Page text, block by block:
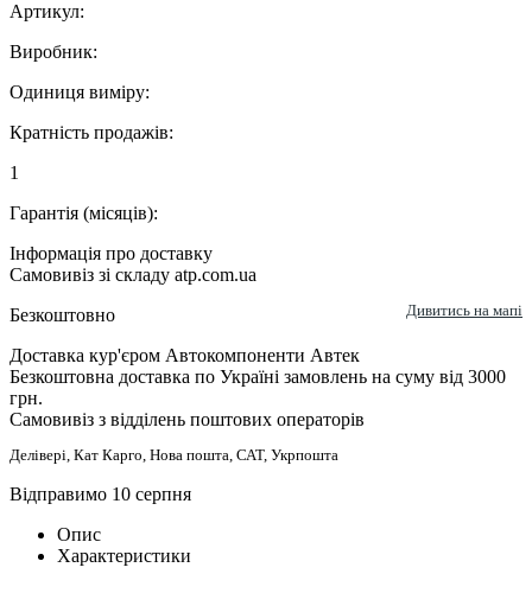
Артикул:
Виробник:
Одиниця виміру:
Кратність продажів:
1
Гарантія (місяців):
Інформація про доставку
Самовивіз зі складу atp.com.ua
Безкоштовно
Дивитись на мапі
Доставка кур'єром Автокомпоненти Автек
Безкоштовна доставка по Україні замовлень на суму від 3000
грн.
Самовивіз з відділень поштових операторів
Делівері, Кат Карго, Нова пошта, САТ, Укрпошта
Відправимо 10 серпня
Опис
Характеристики